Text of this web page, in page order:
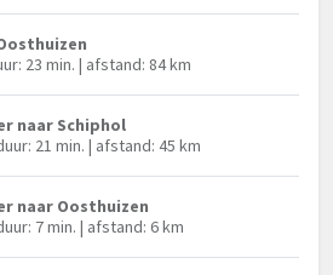
23 min. | afstand: 84 km
naar Schiphol
21 min. | afstand: 45 km
naar Oosthuizen
7 min. | afstand: 6 km